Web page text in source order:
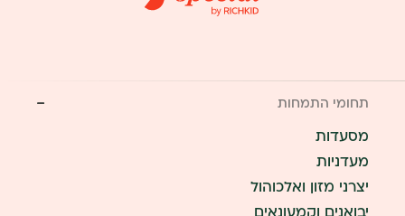
תחומי התמחות
מסעדות
מעדניות
יצרני מזון ואלכוהול